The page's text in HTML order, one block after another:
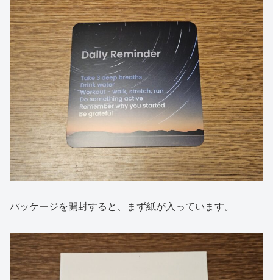
パッケージを開封すると、まず紙が入っています。